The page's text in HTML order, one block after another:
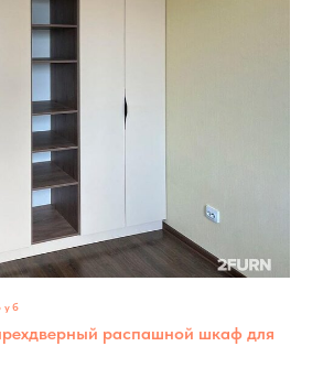
распашной шкаф для